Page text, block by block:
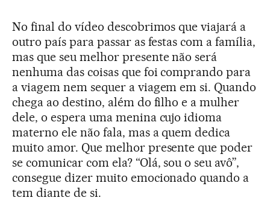
No final do vídeo descobrimos que viajará a
outro país para passar as festas com a família,
mas que seu melhor presente não será
nenhuma das coisas que foi comprando para
a viagem nem sequer a viagem em si. Quando
chega ao destino, além do filho e a mulher
dele, o espera uma menina cujo idioma
materno ele não fala, mas a quem dedica
muito amor. Que melhor presente que poder
se comunicar com ela? “Olá, sou o seu avô”,
consegue dizer muito emocionado quando a
tem diante de si.